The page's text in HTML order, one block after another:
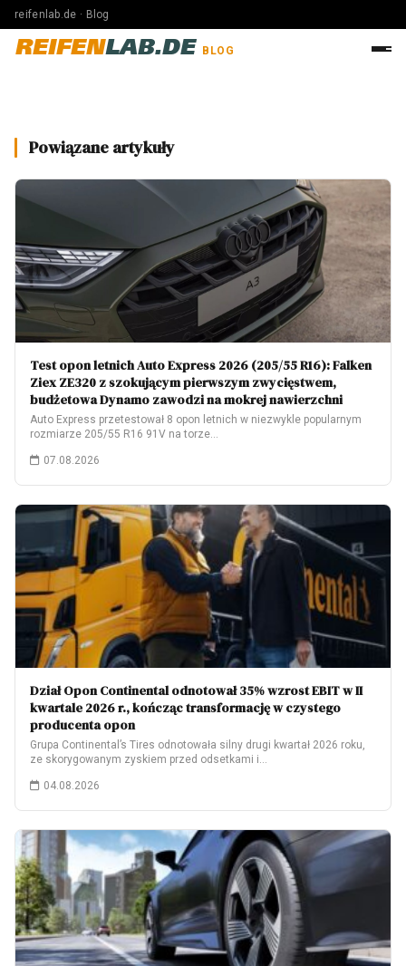
reifenlab.de · Blog
REIFENLAB.DE BLOG
Powiązane artykuły
Test opon letnich Auto Express 2026 (205/55 R16): Falken
Ziex ZE320 z szokującym pierwszym zwycięstwem,
budżetowa Dynamo zawodzi na mokrej nawierzchni
Auto Express przetestował 8 opon letnich w niezwykle popularnym
rozmiarze 205/55 R16 91V na torze…
07.08.2026
Dział Opon Continental odnotował 35% wzrost EBIT w II
kwartale 2026 r., kończąc transformację w czystego
producenta opon
Grupa Continental’s Tires odnotowała silny drugi kwartał 2026 roku,
ze skorygowanym zyskiem przed odsetkami i…
04.08.2026